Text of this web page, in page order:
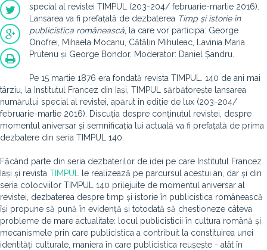
special al revistei TIMPUL (203-204/ februarie-martie 2016).
Lansarea va fi prefațată de dezbaterea Timp și istorie în
publicistica românească , la care vor participa: George
Onofrei, Mihaela Mocanu, Cătălin Mihuleac, Lavinia Maria
Prutenu și George Bondor. Moderator: Daniel Șandru.
Pe 15 martie 1876 era fondată revista TIMPUL. 140 de ani mai
târziu, la Institutul Francez din Iași, TIMPUL sărbătorește lansarea
numărului special al revistei, apărut în ediție de lux (203-204/
februarie-martie 2016). Discuția despre conținutul revistei, despre
momentul aniversar și semnificația lui actuală va fi prefațată de prima
dezbatere din seria TIMPUL 140.
Făcând parte din seria dezbaterilor de idei pe care Institutul Francez
Iași și revista TIMPUL
le realizează pe parcursul acestui an, dar și din
seria colocviilor TIMPUL 140 prilejuite de momentul aniversar al
revistei, dezbaterea despre timp și istorie în publicistica românească
își propune să pună în evidență și totodată să chestioneze câteva
probleme de mare actualitate: locul publicisticii în cultura română și
mecanismele prin care publicistica a contribuit la constituirea unei
identități culturale, maniera în care publicistica reușește - atât în